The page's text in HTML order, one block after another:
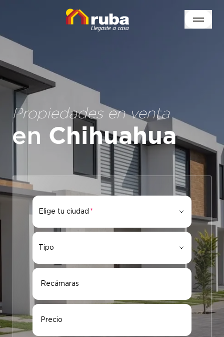
Propiedades en venta
en Chihuahua
Elige tu ciudad
Tipo
Recámaras
Precio